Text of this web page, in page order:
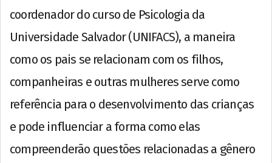
coordenador do curso de Psicologia da
Universidade Salvador (UNIFACS), a maneira
como os pais se relacionam com os filhos,
companheiras e outras mulheres serve como
referência para o desenvolvimento das crianças
e pode influenciar a forma como elas
compreenderão questões relacionadas a gênero